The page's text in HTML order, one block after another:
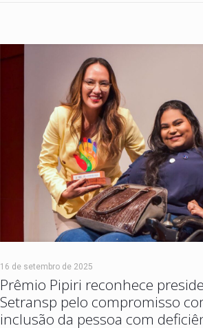
16 de setembro de 2025
Prêmio Pipiri reconhece
Setransp pelo compromisso
inclusão da pessoa com